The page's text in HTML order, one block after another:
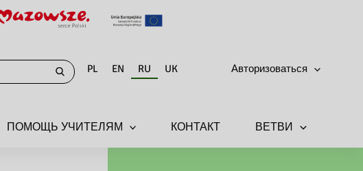
PL EN RU UK Авторизоваться
ПОМОЩЬ УЧИТЕЛЯМ КОНТАКТ ВЕТВИ